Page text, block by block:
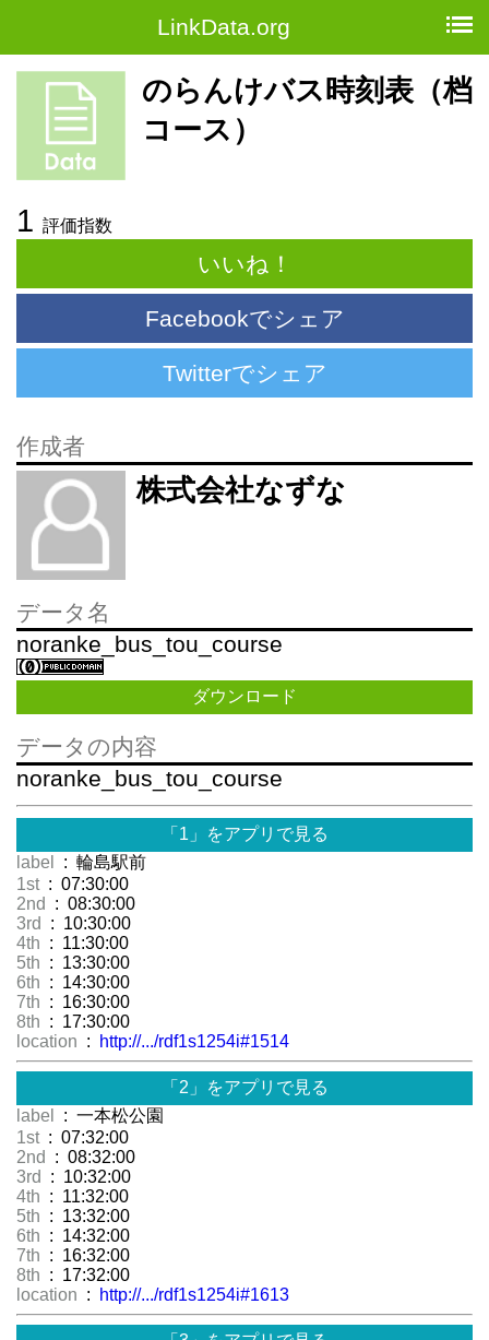
LinkData.org
のらんけバス時刻表（档
コース）
1 評価指数
いいね！
Facebookでシェア
Twitterでシェア
作成者
株式会社なずな
データ名
noranke_bus_tou_course
ダウンロード
データの内容
noranke_bus_tou_course
「1」をアプリで見る
label
: 輪島駅前
1st : 07:30:00
2nd
: 08:30:00
3rd
: 10:30:00
4th : 11:30:00
5th : 13:30:00
6th : 14:30:00
7th : 16:30:00
8th : 17:30:00
location : http://.../rdf1s1254i#1514
「2」をアプリで見る
label
: 一本松公園
1st : 07:32:00
2nd
: 08:32:00
3rd
: 10:32:00
4th : 11:32:00
5th : 13:32:00
6th : 14:32:00
7th : 16:32:00
8th : 17:32:00
location : http://.../rdf1s1254i#1613